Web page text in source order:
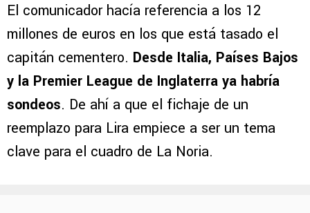
El comunicador hacía referencia a los 12
millones de euros en los que está tasado el
capitán cementero. Desde Italia, Países Bajos
y la Premier League de Inglaterra ya habría
sondeos. De ahí a que el fichaje de un
reemplazo para Lira empiece a ser un tema
clave para el cuadro de La Noria.